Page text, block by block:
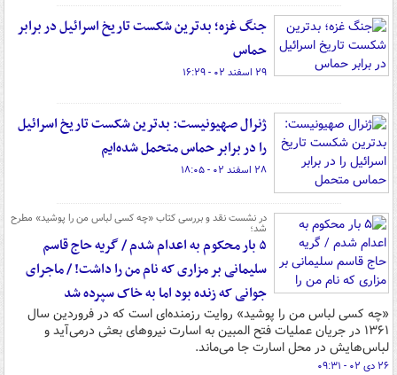
جنگ غزه؛ بدترین شکست تاریخ اسرائیل در برابر
حماس
۲۹ اسفند ۰۲ - ۱۶:۲۹
ژنرال صهیونیست: بدترین شکست تاریخ اسرائیل
را در برابر حماس متحمل شده‌ایم
۲۸ اسفند ۰۲ - ۱۸:۰۵
در نشست نقد و بررسی کتاب «چه کسی لباس من را پوشید» مطرح
شد؛
۵ بار محکوم به اعدام شدم / گریه حاج قاسم
سلیمانی بر مزاری که نام من را داشت! / ماجرای
جوانی که زنده بود اما به خاک سپرده شد
«چه کسی لباس من را پوشید» روایت رزمنده‌ای است که در فروردین سال
۱۳۶۱ در جریان عملیات فتح المبین به اسارت نیروهای بعثی درمی‌آید و
لباس‌هایش در محل اسارت جا می‌ماند.
۲۶ دی ۰۲ - ۰۹:۳۱